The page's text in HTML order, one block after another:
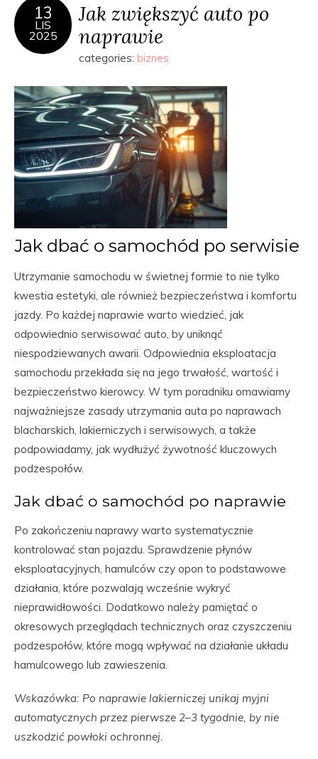
13
LIS
2025
Jak zwiększyć auto po
naprawie
categories: biznes
Jak dbać o samochód po serwisie
Utrzymanie samochodu w świetnej formie to nie tylko
kwestia estetyki, ale również bezpieczeństwa i komfortu
jazdy. Po każdej naprawie warto wiedzieć, jak
odpowiednio serwisować auto, by uniknąć
niespodziewanych awarii. Odpowiednia eksploatacja
samochodu przekłada się na jego trwałość, wartość i
bezpieczeństwo kierowcy. W tym poradniku omawiamy
najważniejsze zasady utrzymania auta po naprawach
blacharskich, lakierniczych i serwisowych, a także
podpowiadamy, jak wydłużyć żywotność kluczowych
podzespołów.
Jak dbać o samochód po naprawie
Po zakończeniu naprawy warto systematycznie
kontrolować stan pojazdu. Sprawdzenie płynów
eksploatacyjnych, hamulców czy opon to podstawowe
działania, które pozwalają wcześnie wykryć
nieprawidłowości. Dodatkowo należy pamiętać o
okresowych przeglądach technicznych oraz czyszczeniu
podzespołów, które mogą wpływać na działanie układu
hamulcowego lub zawieszenia.
Wskazówka: Po naprawie lakierniczej unikaj myjni
automatycznych przez pierwsze 2–3 tygodnie, by nie
uszkodzić powłoki ochronnej.